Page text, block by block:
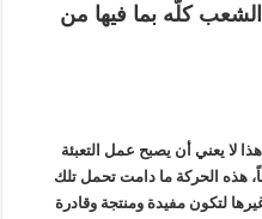
كلّه بما فيها من
لا يعني أن يصبح عمل التعبئة
هذه الحركة ما دامت تحمل تلك
لتكون مفيدة ومنتجة وقادرة